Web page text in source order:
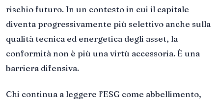
rischio futuro. In un contesto in cui il capitale
diventa progressivamente più selettivo anche sulla
qualità tecnica ed energetica degli asset, la
conformità non è più una virtù accessoria. È una
barriera difensiva.
Chi continua a leggere l’ESG come abbellimento,